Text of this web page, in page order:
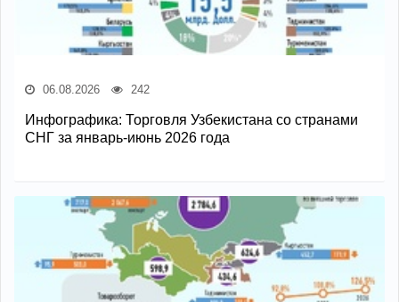
06.08.2026 242
Инфографика: Торговля Узбекистана со странами
СНГ за январь-июнь 2026 года